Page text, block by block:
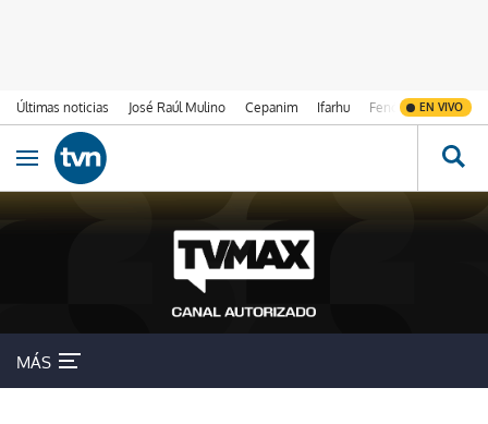
Últimas noticias José Raúl Mulino Cepanim Ifarhu Fenómeno de El
EN VIVO
Ir al contenido
Obrir navegació
MÁS